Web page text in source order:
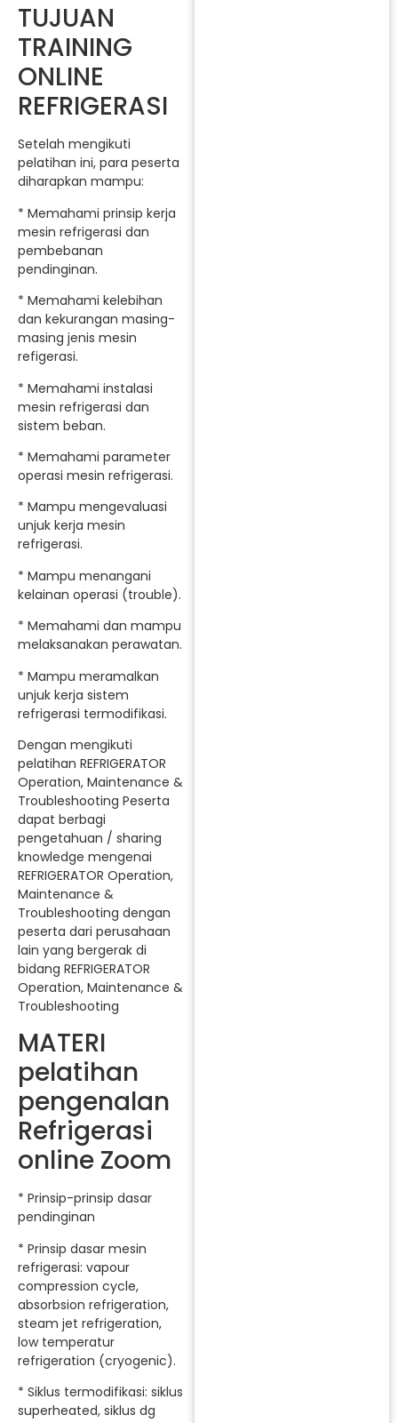
TUJUAN
TRAINING
ONLINE
REFRIGERASI
Setelah mengikuti
pelatihan ini, para peserta
diharapkan mampu:
* Memahami prinsip kerja
mesin refrigerasi dan
pembebanan
pendinginan.
* Memahami kelebihan
dan kekurangan masing-
masing jenis mesin
refigerasi.
* Memahami instalasi
mesin refrigerasi dan
sistem beban.
* Memahami parameter
operasi mesin refrigerasi.
* Mampu mengevaluasi
unjuk kerja mesin
refrigerasi.
* Mampu menangani
kelainan operasi (trouble).
* Memahami dan mampu
melaksanakan perawatan.
* Mampu meramalkan
unjuk kerja sistem
refrigerasi termodifikasi.
Dengan mengikuti
pelatihan REFRIGERATOR
Operation, Maintenance &
Troubleshooting Peserta
dapat berbagi
pengetahuan / sharing
knowledge mengenai
REFRIGERATOR Operation,
Maintenance &
Troubleshooting dengan
peserta dari perusahaan
lain yang bergerak di
bidang REFRIGERATOR
Operation, Maintenance &
Troubleshooting
MATERI
pelatihan
pengenalan
Refrigerasi
online Zoom
* Prinsip-prinsip dasar
pendinginan
* Prinsip dasar mesin
refrigerasi: vapour
compression cycle,
absorbsion refrigeration,
steam jet refrigeration,
low temperatur
refrigeration (cryogenic).
* Siklus termodifikasi: siklus
superheated, siklus dg